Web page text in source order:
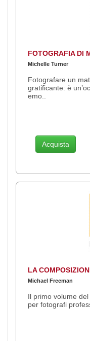
FOTOGRAFIA DI
Michelle Turner
Fotografare un
gratificante: è
emo..
Acquista
LA
Michael Freeman
Il primo volume
per fotografi